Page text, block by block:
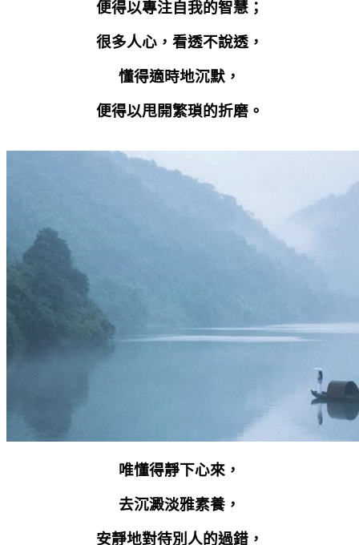
便得以專注自我的智慧；
很多人心，看透不說透，
懂得適時地沉默，
便得以甩開繁瑣的折磨。
唯懂得靜下心來，
去沉澱淡雅素養，
安靜地對待別人的過錯，